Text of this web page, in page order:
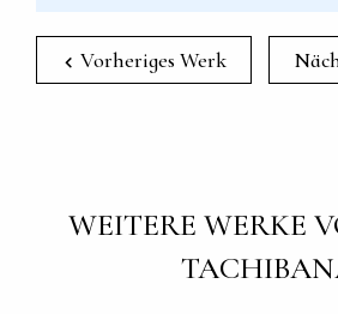
Vorheriges Werk
WEITERE WERKE